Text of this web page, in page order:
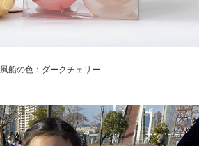
風船の色：ダークチェリー